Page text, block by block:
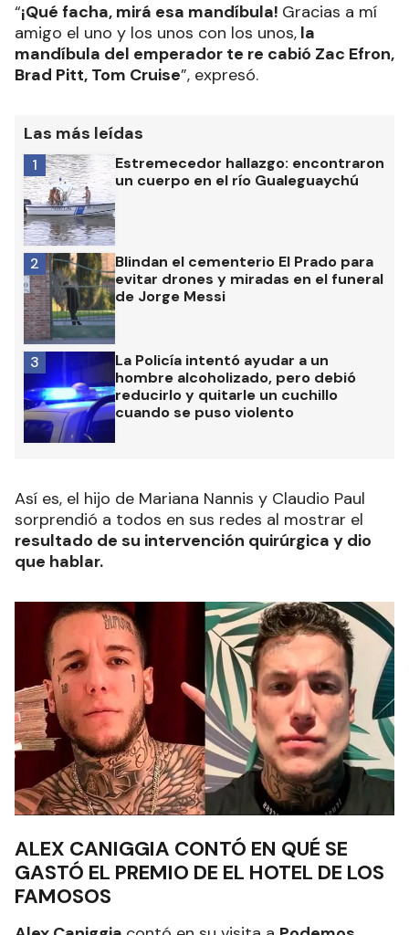
“¡Qué facha, mirá esa mandíbula! Gracias a mí
amigo el uno y los unos con los unos, la
mandíbula del emperador te re cabió Zac Efron,
Brad Pitt, Tom Cruise”, expresó.
Las más leídas
Estremecedor hallazgo: encontraron
un cuerpo en el río Gualeguaychú
1
Blindan el cementerio El Prado para
evitar drones y miradas en el funeral
de Jorge Messi
2
La Policía intentó ayudar a un
hombre alcoholizado, pero debió
reducirlo y quitarle un cuchillo
cuando se puso violento
3
Así es, el hijo de Mariana Nannis y Claudio Paul
sorprendió a todos en sus redes al mostrar el
resultado de su intervención quirúrgica y dio
que hablar.
ALEX CANIGGIA CONTÓ EN QUÉ SE
GASTÓ EL PREMIO DE EL HOTEL DE LOS
FAMOSOS